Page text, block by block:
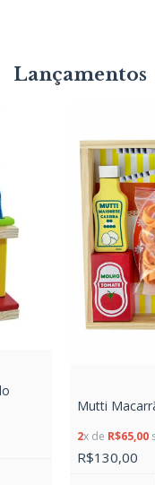
Lançamentos
Mutti
2x de R$65,00
R$130,00